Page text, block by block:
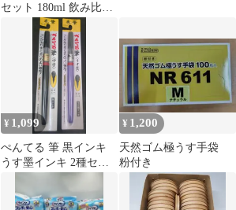
セット 180ml 飲み比べ
¥ 1,099
ぺんてる 筆 黒インキ
うす墨インキ 2種セッ
¥ 1,200
天然ゴム極うす手袋
粉付き